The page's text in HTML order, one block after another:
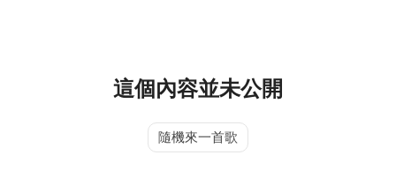
這個內容並未公開
隨機來一首歌